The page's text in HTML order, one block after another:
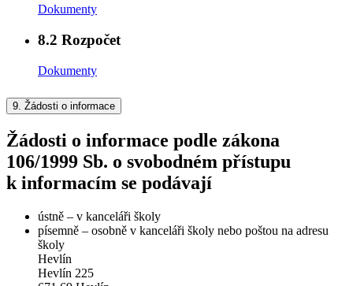
Dokumenty
8.2 Rozpočet
Dokumenty
9. Žádosti o informace
Žádosti o informace podle zákona
106/1999 Sb. o svobodném přístupu
k informacím se podávají
ústně – v kanceláři školy
písemně – osobně v kanceláři školy nebo poštou na adresu
školy
Hevlín
Hevlín 225